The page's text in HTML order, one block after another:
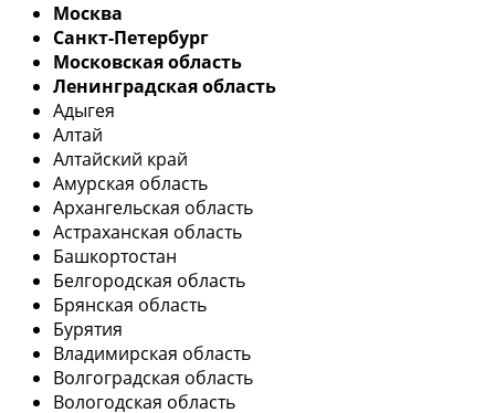
Москва
Санкт-Петербург
Московская область
Ленинградская область
Адыгея
Алтай
Алтайский край
Амурская область
Архангельская область
Астраханская область
Башкортостан
Белгородская область
Брянская область
Бурятия
Владимирская область
Волгоградская область
Вологодская область